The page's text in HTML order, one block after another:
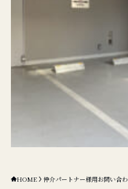
HOME 仲介パートナー様用お問い合